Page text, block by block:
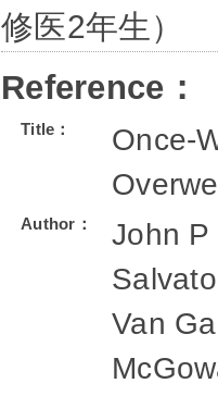
修医2年生）
Reference：
Title：
Once-
Author：
John P
Van